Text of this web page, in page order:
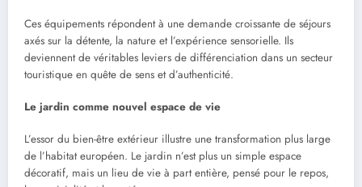
Ces équipements répondent à une demande croissante de séjours
axés sur la détente, la nature et l’expérience sensorielle. Ils
deviennent de véritables leviers de différenciation dans un secteur
touristique en quête de sens et d’authenticité.
Le jardin comme nouvel espace de vie
L’essor du bien-être extérieur illustre une transformation plus large
de l’habitat européen. Le jardin n’est plus un simple espace
décoratif, mais un lieu de vie à part entière, pensé pour le repos,